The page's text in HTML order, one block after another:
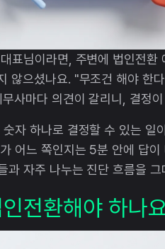
표님이라면, 주변에 법인전환
않으셨나요. "무조건 해야 한
사마다 의견이 갈리니, 결정
자 하나로 결정할 수 있는 일
어느 쪽인지는 5분 안에 답
자주 나누는 진단 흐름을 그
전환해야 하나